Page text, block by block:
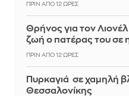
ΠΡΙΝ ΑΠΌ 12 ΏΡΕΣ
Θρήνος για τον
ζωή ο πατέρας του σε
ΠΡΙΝ ΑΠΌ 12 ΏΡΕΣ
Πυρκαγιά σε χαμηλή
Θεσσαλονίκης